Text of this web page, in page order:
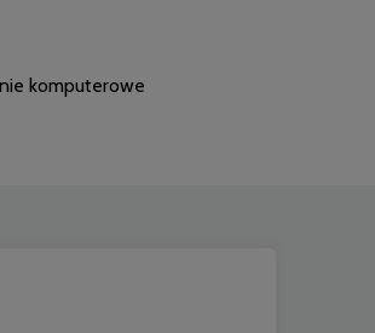
komputerowe